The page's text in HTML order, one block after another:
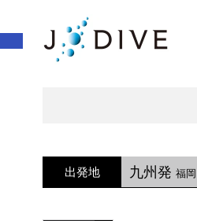
出発地 九州発 福岡